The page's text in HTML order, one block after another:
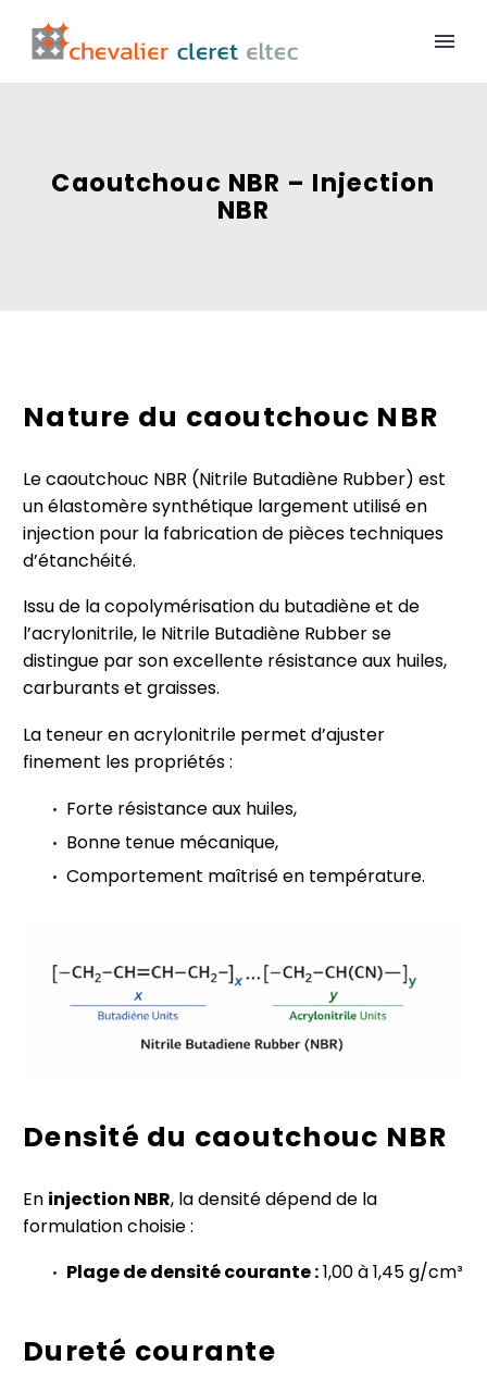
Caoutchouc NBR – Injection
NBR
Nature du caoutchouc NBR
Le caoutchouc NBR (Nitrile Butadiène Rubber) est
un élastomère synthétique largement utilisé en
injection pour la fabrication de pièces techniques
d’étanchéité.
Issu de la copolymérisation du butadiène et de
l’acrylonitrile, le Nitrile Butadiène Rubber se
distingue par son excellente résistance aux huiles,
carburants et graisses.
La teneur en acrylonitrile permet d’ajuster
finement les propriétés :
Forte résistance aux huiles,
Bonne tenue mécanique,
Comportement maîtrisé en température.
Densité du caoutchouc NBR
En injection NBR, la densité dépend de la
formulation choisie :
Plage de densité courante :1,00 à 1,45 g/cm³
Dureté courante